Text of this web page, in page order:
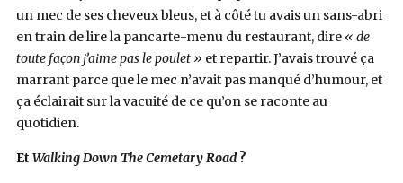
un mec de ses cheveux bleus, et à côté tu avais un sans-abri
en train de lire la pancarte-menu du restaurant, dire « de
toute façon j’aime pas le poulet » et repartir. J’avais trouvé ça
marrant parce que le mec n’avait pas manqué d’humour, et
ça éclairait sur la vacuité de ce qu’on se raconte au
quotidien.
Et Walking Down The Cemetary Road?